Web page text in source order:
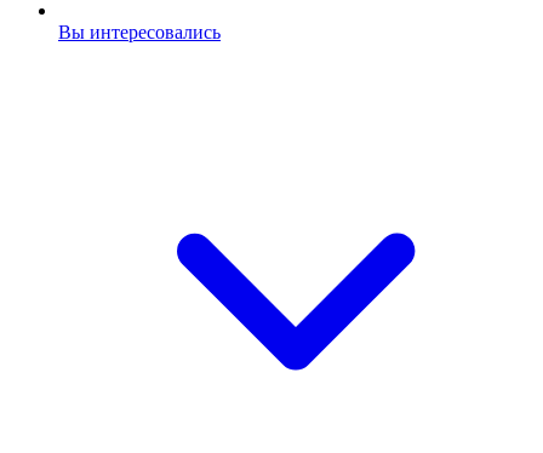
Вы интересовались